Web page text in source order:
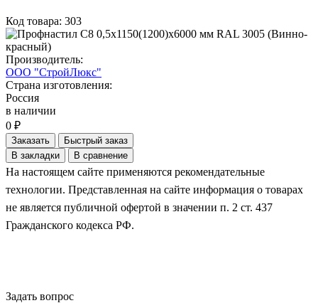
Код товара: 303
Производитель:
ООО "СтройЛюкс"
Страна изготовления:
Россия
в наличии
0 ₽
Заказать
Быстрый заказ
В закладки
В сравнение
На настоящем сайте применяются рекомендательные
технологии. Представленная на сайте информация о товарах
не является публичной офертой в значении п. 2 ст. 437
Гражданского кодекса РФ.
Задать вопрос